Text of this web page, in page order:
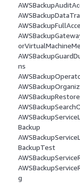
ns
Backup
BackupTest
g